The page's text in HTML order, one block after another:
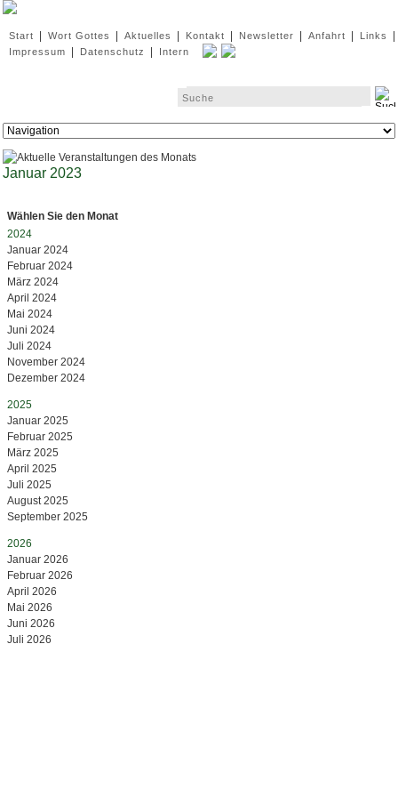
überspringen
Start Wort Gottes Aktuelles Kontakt Newsletter Anfahrt Links
Impressum Datenschutz Intern
Zielseite
Januar 2023
Wählen Sie den Monat
2024
Januar 2024
Februar 2024
März 2024
April 2024
Mai 2024
Juni 2024
Juli 2024
November 2024
Dezember 2024
2025
Januar 2025
Februar 2025
März 2025
April 2025
Juli 2025
August 2025
September 2025
2026
Januar 2026
Februar 2026
April 2026
Mai 2026
Juni 2026
Juli 2026